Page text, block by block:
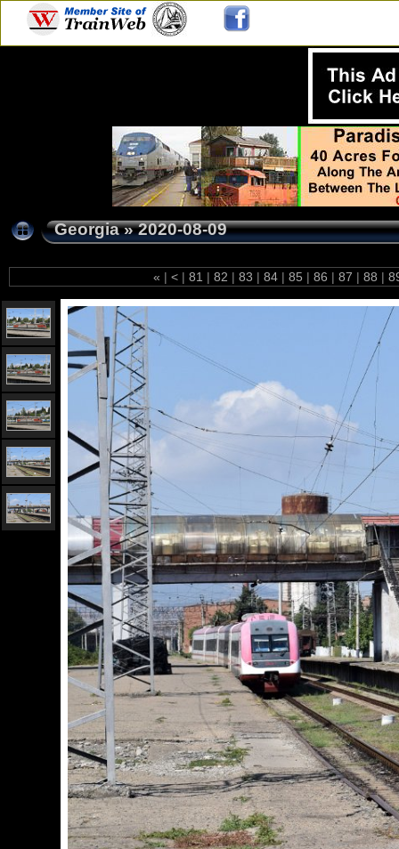
Georgia»2020-08-09
« | < | 81 | 82 | 83 | 84 | 85 | 86 | 87 | 88 |